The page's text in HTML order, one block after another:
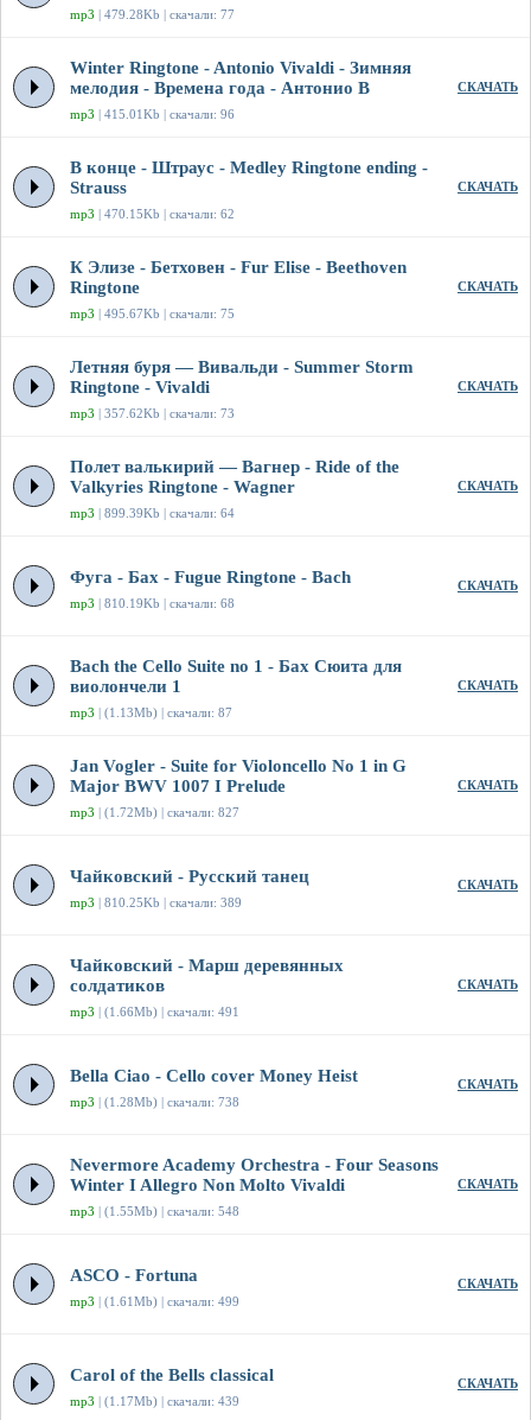
mp3 | 479.28Kb | скачали: 77
Winter Ringtone - Antonio Vivaldi - Зимняя
мелодия - Времена года - Антонио В
mp3 | 415.01Kb | скачали: 96
СКАЧАТЬ
В конце - Штраус - Medley Ringtone ending -
Strauss
mp3 | 470.15Kb | скачали: 62
СКАЧАТЬ
К Элизе - Бетховен - Fur Elise - Beethoven
Ringtone
mp3 | 495.67Kb | скачали: 75
СКАЧАТЬ
Летняя буря — Вивальди - Summer Storm
Ringtone - Vivaldi
mp3 | 357.62Kb | скачали: 73
СКАЧАТЬ
Полет валькирий — Вагнер - Ride of the
Valkyries Ringtone - Wagner
mp3 | 899.39Kb | скачали: 64
СКАЧАТЬ
Фуга - Бах - Fugue Ringtone - Bach
mp3 | 810.19Kb | скачали: 68
СКАЧАТЬ
Bach the Cello Suite no 1 - Бах Сюита для
виолончели 1
mp3 | (1.13Mb) | скачали: 87
СКАЧАТЬ
Jan Vogler - Suite for Violoncello No 1 in G
Major BWV 1007 I Prelude
mp3 | (1.72Mb) | скачали: 827
СКАЧАТЬ
Чайковский - Русский танец
mp3 | 810.25Kb | скачали: 389
СКАЧАТЬ
Чайковский - Марш деревянных
солдатиков
mp3 | (1.66Mb) | скачали: 491
СКАЧАТЬ
Bella Ciao - Cello cover Money Heist
mp3 | (1.28Mb) | скачали: 738
СКАЧАТЬ
Nevermore Academy Orchestra - Four Seasons
Winter I Allegro Non Molto Vivaldi
mp3 | (1.55Mb) | скачали: 548
СКАЧАТЬ
ASCO - Fortuna
mp3 | (1.61Mb) | скачали: 499
СКАЧАТЬ
Carol of the Bells classical
mp3 | (1.17Mb) | скачали: 439
СКАЧАТЬ